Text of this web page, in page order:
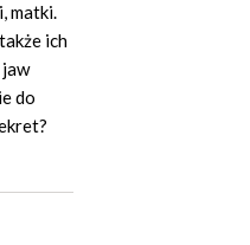
matki.
ich
jaw
do